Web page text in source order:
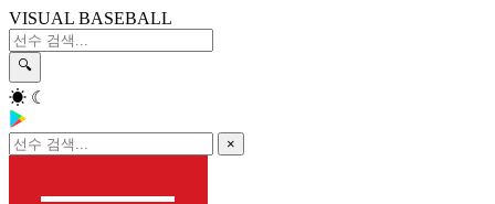
VISUAL BASEBALL
🔍
☀ ☾
×